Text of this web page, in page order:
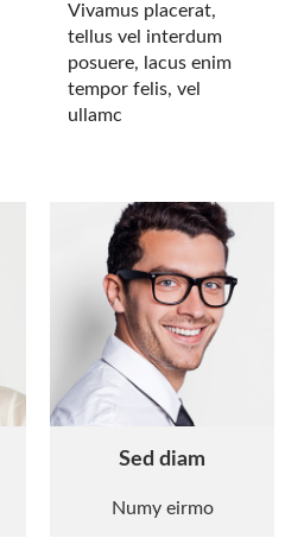
Vivamus placerat,
tellus vel interdum
posuere, lacus enim
tempor felis, vel
ullamc
Sed diam
Numy eirmo